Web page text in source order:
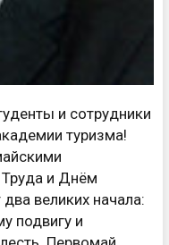
и сотрудники
туризма!
и Днём
великих начала:
подвигу и